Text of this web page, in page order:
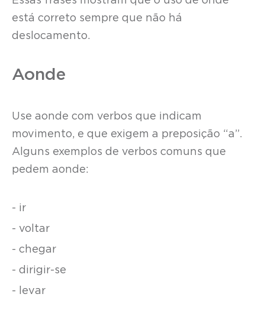
está correto sempre que não há
deslocamento.
Aonde
Use aonde com verbos que indicam
movimento, e que exigem a preposição “a”.
Alguns exemplos de verbos comuns que
pedem aonde:
- ir
- voltar
- chegar
- dirigir-se
- levar